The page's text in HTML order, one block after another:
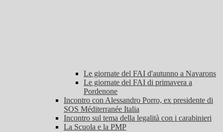
Le giornate del FAI d'autunno a Navarons
Le giornate del FAI di primavera a
Pordenone
Incontro con Alessandro Porro, ex presidente di
SOS Méditerranée Italia
Incontro sul tema della legalità con i carabinieri
La Scuola e la PMP